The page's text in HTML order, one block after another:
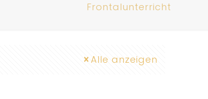
Frontalunterricht
Alle anzeigen